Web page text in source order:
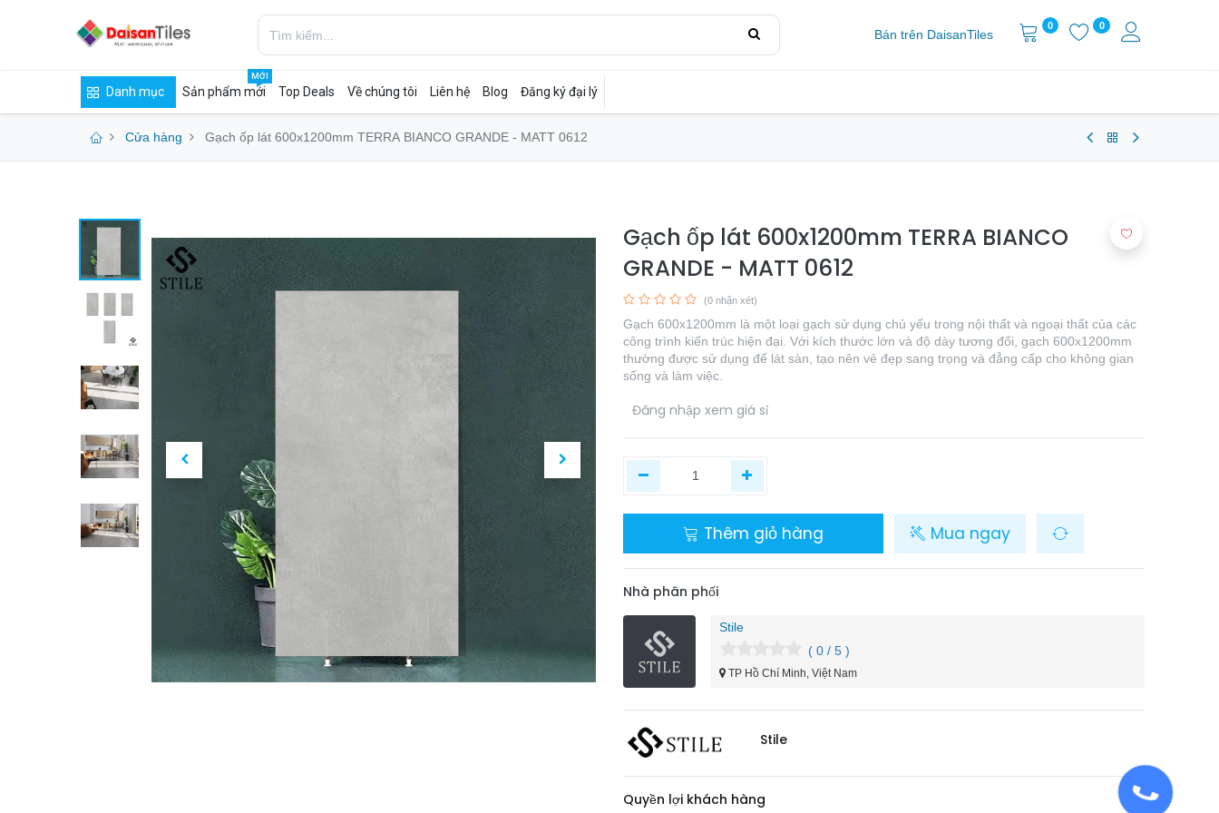
Bán trên DaisanTiles
0 0
Danh mục Sản phẩm mới
MỚI
Top Deals Về chúng tôi Liên hệ Blog Đăng ký đại lý
Cửa hàng Gạch ốp lát 600x1200mm TERRA BIANCO GRANDE - MATT 0612
Gạch ốp lát 600x1200mm TERRA BIANCO
GRANDE - MATT 0612
(0 nhận xét)
Gạch 600x1200mm là một loại gạch sử dụng chủ yếu trong nội thất và ngoại thất của các
công trình kiến trúc hiện đại. Với kích thước lớn và độ dày tương đối, gạch 600x1200mm
thường được sử dụng để lát sàn, tạo nên vẻ đẹp sang trọng và đẳng cấp cho không gian
sống và làm việc.
Đăng nhập xem giá sỉ
Thêm giỏ hàng Mua ngay
Nhà phân phối
Stile
( 0 / 5 )
TP Hồ Chí Minh, Việt Nam
Stile
Quyền lợi khách hàng